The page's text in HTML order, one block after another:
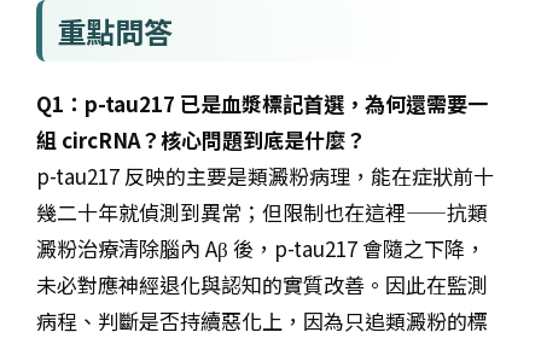
重點問答
Q1：p-tau217 已是血漿標記首選，為何還需要一
組 circRNA？核心問題到底是什麼？
p-tau217 反映的主要是類澱粉病理，能在症狀前十
幾二十年就偵測到異常；但限制也在這裡——抗類
澱粉治療清除腦內 Aβ 後，p-tau217 會隨之下降，
未必對應神經退化與認知的實質改善。因此在監測
病程、判斷是否持續惡化上，因為只追類澱粉的標